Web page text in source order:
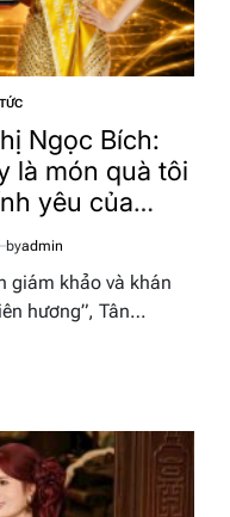
Ngọc Bích:
là món quà tôi
yêu của
byadmin
giám khảo và khán
hương”, Tân…